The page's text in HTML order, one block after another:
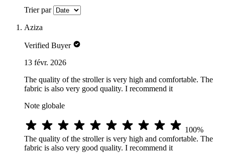
Trier par
Aziza
Verified Buyer
13 févr. 2026
The quality of the stroller is very high and comfortable. The
fabric is also very good quality. I recommend it
Note globale
100%
The quality of the stroller is very high and comfortable. The
fabric is also very good quality. I recommend it